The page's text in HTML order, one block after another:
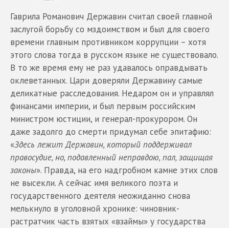
Гаврила Романович Державин считал своей главной
заслугой борьбу со мздоимством и был для своего
времени главным противником коррупции – хотя
этого слова тогда в русском языке не существовало.
В то же время ему не раз удавалось оправдывать
оклеветанных. Цари доверяли Державину самые
деликатные расследования. Недаром он и управлял
финансами империи, и был первым российским
министром юстиции, и генерал-прокурором. Он
даже задолго до смерти придумал себе эпитафию:
«Здесь лежит Державин, который поддерживал
правосудие, но, подавленный неправдою, пал, защищая
законы». Правда, на его надгробном камне этих слов
не высекли. А сейчас имя великого поэта и
государственного деятеля неожиданно снова
мелькнуло в уголовной хронике: чиновник-
растратчик часть взятых «взаймы» у государства